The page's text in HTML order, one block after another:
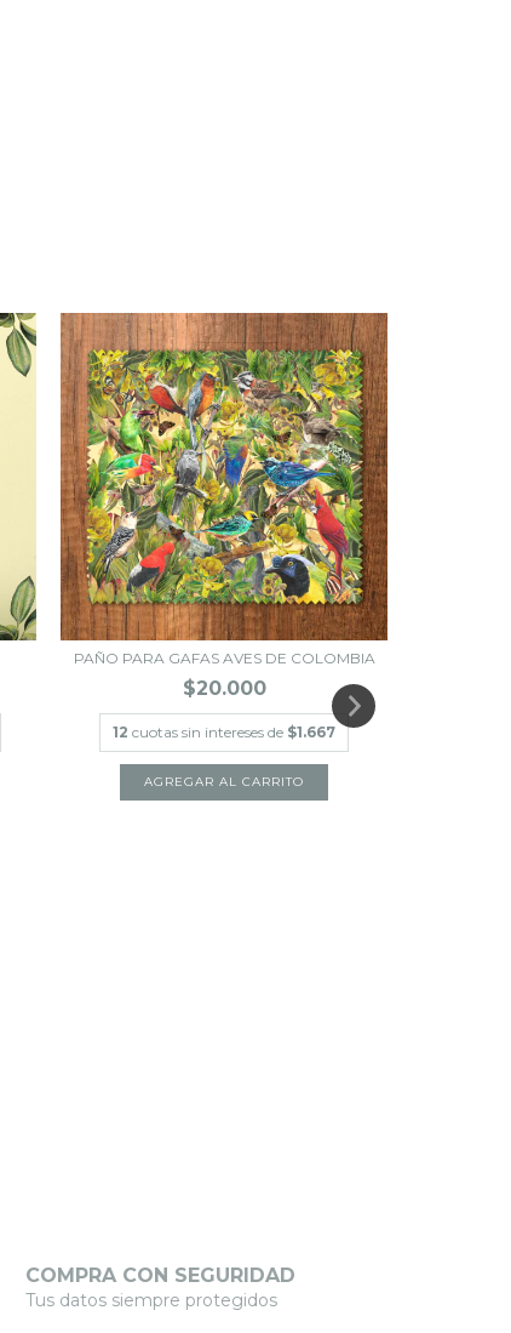
PAÑO PARA GAFAS AVES DE COLOMBIA
$20.000
12 cuotas sin intereses de $1.667
COMPRA CON SEGURIDAD
Tus datos siempre protegidos